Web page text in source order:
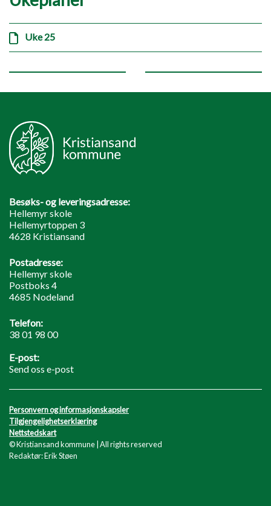
Uke 25
Besøks- og leveringsadresse:
Hellemyr skole
Hellemyrtoppen 3
4628 Kristiansand
Postadresse:
Hellemyr skole
Postboks 4
4685 Nodeland
Telefon:
38 01 98 00
E-post:
Send oss e-post
Personvern og informasjonskapsler
Tilgjengelighetserklæring
Nettstedskart
© Kristiansand kommune | All rights reserved
Redaktør: Erik Støen